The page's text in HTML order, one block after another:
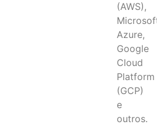
(AWS),
Azure,
Google
Cloud
Platform
(GCP)
e
outros.